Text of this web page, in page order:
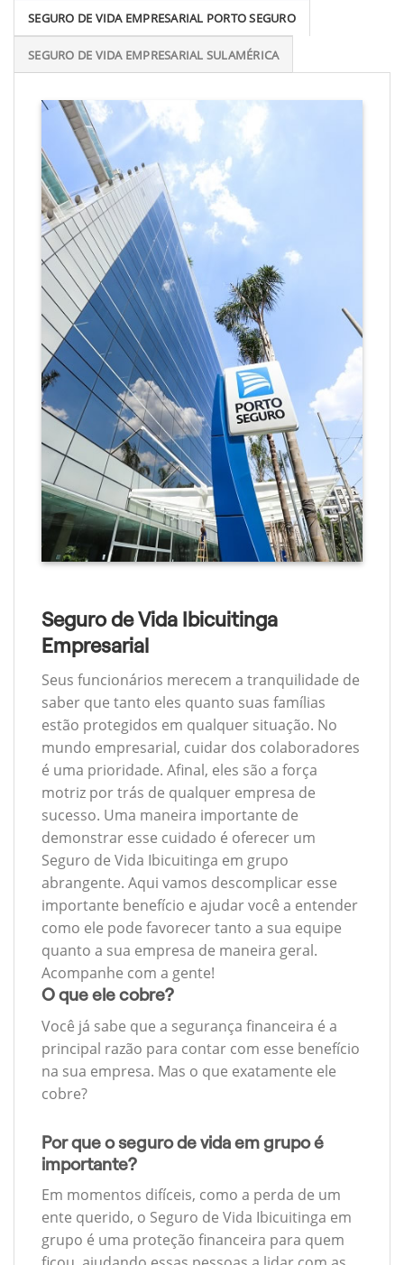
SEGURO DE VIDA EMPRESARIAL PORTO SEGURO
SEGURO DE VIDA EMPRESARIAL SULAMÉRICA
Seguro de Vida Ibicuitinga
Empresarial
Seus funcionários merecem a tranquilidade de
saber que tanto eles quanto suas famílias
estão protegidos em qualquer situação. No
mundo empresarial, cuidar dos colaboradores
é uma prioridade. Afinal, eles são a força
motriz por trás de qualquer empresa de
sucesso. Uma maneira importante de
demonstrar esse cuidado é oferecer um
Seguro de Vida Ibicuitinga em grupo
abrangente. Aqui vamos descomplicar esse
importante benefício e ajudar você a entender
como ele pode favorecer tanto a sua equipe
quanto a sua empresa de maneira geral.
Acompanhe com a gente!
O que ele cobre?
Você já sabe que a segurança financeira é a
principal razão para contar com esse benefício
na sua empresa. Mas o que exatamente ele
cobre?
Por que o seguro de vida em grupo é
importante?
Em momentos difíceis, como a perda de um
ente querido, o Seguro de Vida Ibicuitinga em
grupo é uma proteção financeira para quem